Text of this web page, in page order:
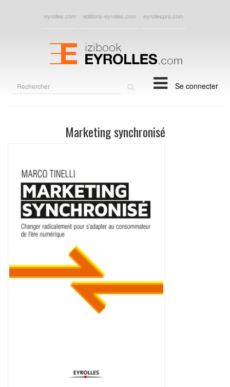
eyrolles.com editions-eyrolles.com eyrollespro.com
Se connecter
Marketing synchronisé